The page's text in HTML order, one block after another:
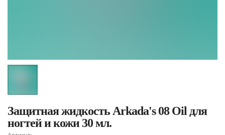
Защитная жидкость Arkada's 08 Oil для
ногтей и кожи 30 мл.